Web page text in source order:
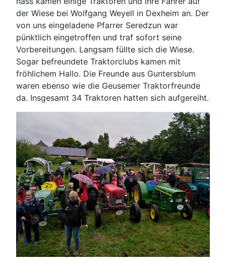
der Wiese bei Wolfgang Weyell in Dexheim an. Der
von uns eingeladene Pfarrer Seredzun war
pünktlich eingetroffen und traf sofort seine
Vorbereitungen. Langsam füllte sich die Wiese.
Sogar befreundete Traktorclubs kamen mit
fröhlichem Hallo. Die Freunde aus Guntersblum
waren ebenso wie die Geusemer Traktorfreunde
da. Insgesamt 34 Traktoren hatten sich aufgereiht.